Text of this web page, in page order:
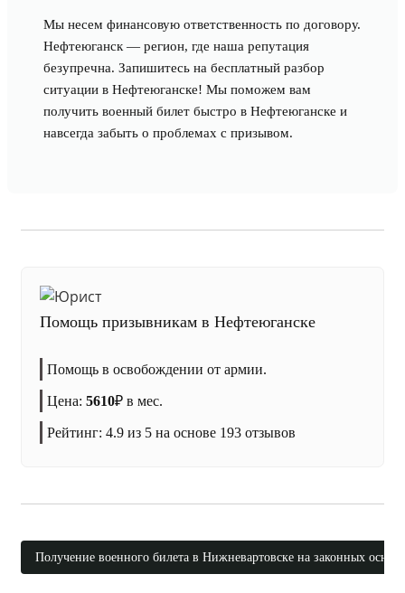
Мы несем финансовую ответственность по договору.
Нефтеюганск — регион, где наша репутация
безупречна. Запишитесь на бесплатный разбор
ситуации в Нефтеюганске! Мы поможем вам
получить военный билет быстро в Нефтеюганске и
навсегда забыть о проблемах с призывом.
Помощь призывникам в Нефтеюганске
Помощь в освобождении от армии.
Цена: 5610₽ в мес.
Рейтинг: 4.9 из 5 на основе 193 отзывов
Получение военного билета в Нижневартовске на законных